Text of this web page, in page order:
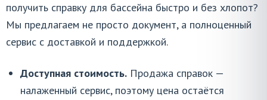
получить справку для бассейна быстро и без хлопот?
Мы предлагаем не просто документ, а полноценный
сервис с доставкой и поддержкой.
Доступная стоимость. Продажа справок —
налаженный сервис, поэтому цена остаётся